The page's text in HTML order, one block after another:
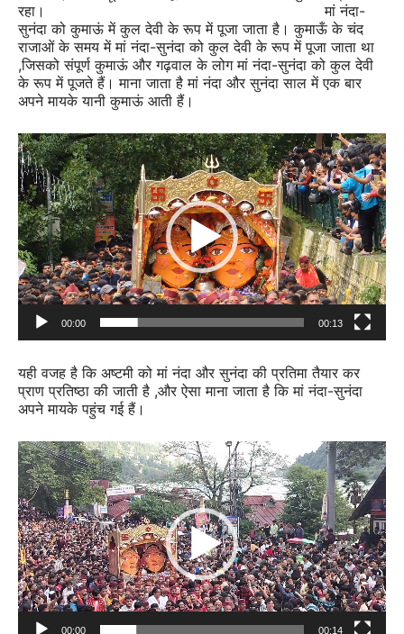
रहा।
मां नंदा-
सुनंदा को कुमाऊं में कुल देवी के रूप में पूजा जाता है। कुमाऊँ के चंद
राजाओं के समय में मां नंदा-सुनंदा को कुल देवी के रूप में पूजा जाता था
,जिसको संपूर्ण कुमाऊं और गढ़वाल के लोग मां नंदा-सुनंदा को कुल देवी
के रूप में पूजते हैं। माना जाता है मां नंदा और सुनंदा साल में एक बार
अपने मायके यानी कुमाऊं आती हैं।
Video
Player
00:00 00:13
यही वजह है कि अष्टमी को मां नंदा और सुनंदा की प्रतिमा तैयार कर
प्राण प्रतिष्ठा की जाती है ,और ऐसा माना जाता है कि मां नंदा-सुनंदा
अपने मायके पहुंच गई हैं।
Video
Player
00:00 00:14